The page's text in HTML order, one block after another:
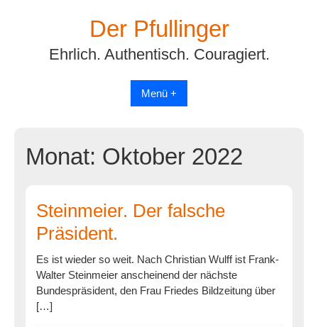
Der Pfullinger
Ehrlich. Authentisch. Couragiert.
Menü +
Monat: Oktober 2022
Steinmeier. Der falsche
Präsident.
Es ist wieder so weit. Nach Christian Wulff ist Frank-
Walter Steinmeier anscheinend der nächste
Bundespräsident, den Frau Friedes Bildzeitung über
[…]